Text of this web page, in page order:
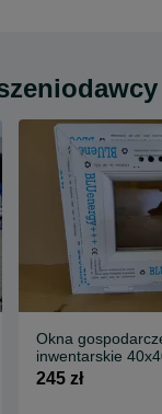
Okna
inwentarskie
245 zł